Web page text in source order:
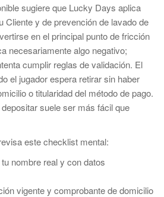
sugiere que Lucky Days aplica
Cliente y de prevención de lavado de
en el principal punto de fricción
necesariamente algo negativo;
cumplir reglas de validación. El
el jugador espera retirar sin haber
o titularidad del método de pago.
suele ser más fácil que
este checklist mental:
nombre real y con datos
vigente y comprobante de domicilio